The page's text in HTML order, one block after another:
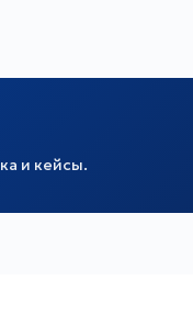
и кейсы.